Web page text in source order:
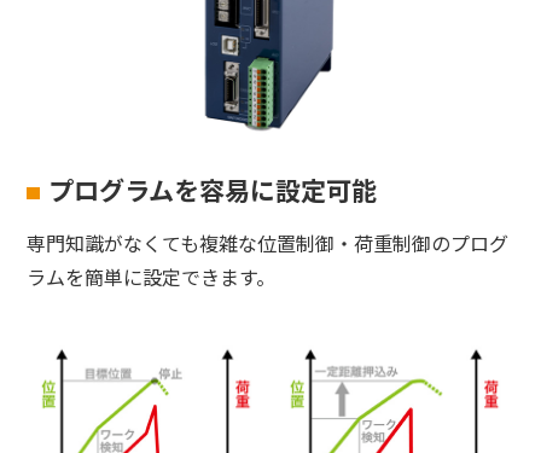
プログラムを容易に設定可能
専門知識がなくても複雑な位置制御・荷重制御のプログ
ラムを簡単に設定できます。